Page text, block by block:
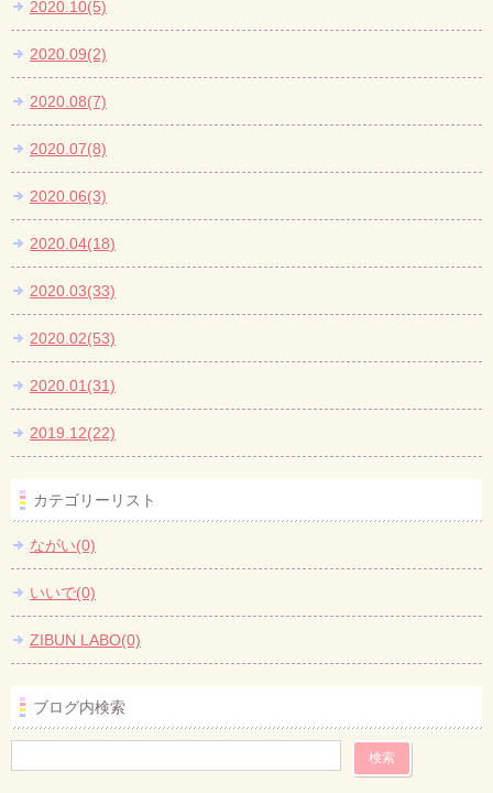
2020.10(5)
2020.09(2)
2020.08(7)
2020.07(8)
2020.06(3)
2020.04(18)
2020.03(33)
2020.02(53)
2020.01(31)
2019.12(22)
カテゴリーリスト
ながい(0)
いいで(0)
ZIBUN LABO(0)
ブログ内検索